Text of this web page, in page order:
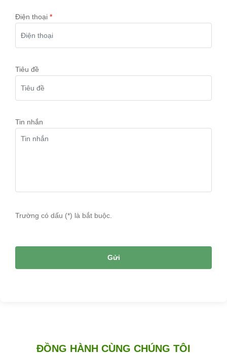
Điện thoại
Tiêu đề
Tin nhắn
Trường có dấu (*) là bắt buộc.
Gửi
ĐỒNG HÀNH CÙNG CHÚNG TÔI